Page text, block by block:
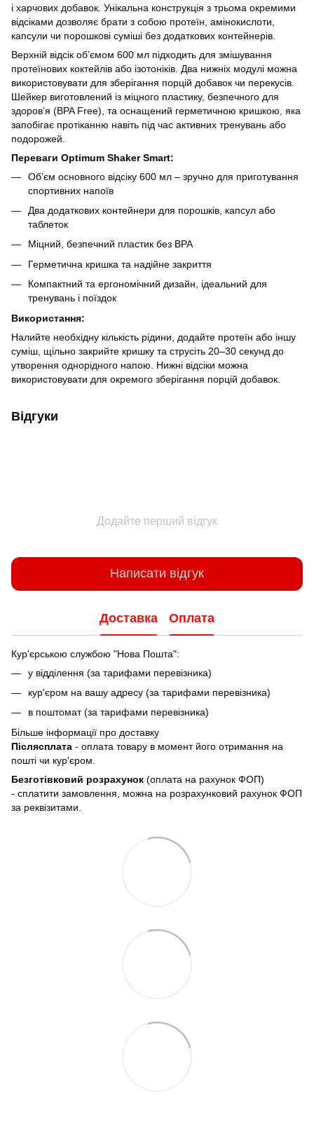
і харчових добавок. Унікальна конструкція з трьома окремими
відсіками дозволяє брати з собою протеїн, амінокислоти,
капсули чи порошкові суміші без додаткових контейнерів.
Верхній відсік об’ємом 600 мл підходить для змішування
протеїнових коктейлів або ізотоніків. Два нижніх модулі можна
використовувати для зберігання порцій добавок чи перекусів.
Шейкер виготовлений із міцного пластику, безпечного для
здоров’я (BPA Free), та оснащений герметичною кришкою, яка
запобігає протіканню навіть під час активних тренувань або
подорожей.
Переваги Optimum Shaker Smart:
Об’єм основного відсіку 600 мл – зручно для приготування
спортивних напоїв
Два додаткових контейнери для порошків, капсул або
таблеток
Міцний, безпечний пластик без BPA
Герметична кришка та надійне закриття
Компактний та ергономічний дизайн, ідеальний для
тренувань і поїздок
Використання:
Налийте необхідну кількість рідини, додайте протеїн або іншу
суміш, щільно закрийте кришку та струсіть 20–30 секунд до
утворення однорідного напою. Нижні відсіки можна
використовувати для окремого зберігання порцій добавок.
Відгуки
Додайте перший відгук
Написати відгук
Доставка Оплата
Кур'єрською службою "Нова Пошта":
у відділення (за тарифами перевізника)
кур'єром на вашу адресу (за тарифами перевізника)
в поштомат (за тарифами перевізника)
Більше інформації про доставку
Післясплата - оплата товару в момент його отримання на
пошті чи кур'єром.
Безготівковий розрахунок (оплата на рахунок ФОП)
- сплатити замовлення, можна на розрахунковий рахунок ФОП
за реквізитами.